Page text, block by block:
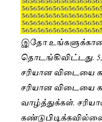
இதோ
தொடங்கிவிட்டது.
சரியான விடையை
சரியான விடையை
வாழ்த்துக்கள்.